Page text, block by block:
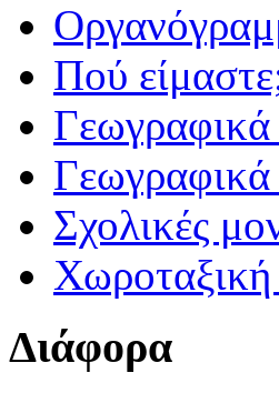
Πού
Γεωγραφικά
Σχολικές
Διάφορα